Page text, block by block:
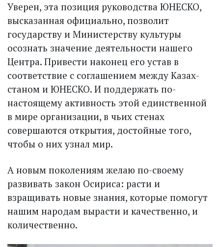
Уверен, эта позиция руководства ЮНЕСКО,
высказанная официально, позволит
государству и Министерству культуры
осознать значение деятельности нашего
Центра. Привести наконец его устав в
соответствие с соглашением между Казах­
станом и ЮНЕСКО. И поддержать по-
настоящему активность этой единственной
в мире организации, в чьих стенах
совершаются открытия, достойные того,
чтобы о них узнал мир.
А новым поколениям желаю по-своему
развивать закон Осириса: расти и
взращивать новые знания, которые помогут
нашим народам вырасти и качественно, и
количественно.